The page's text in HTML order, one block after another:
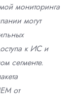
мониторинга
могут
к ИС и
сегменте.
от